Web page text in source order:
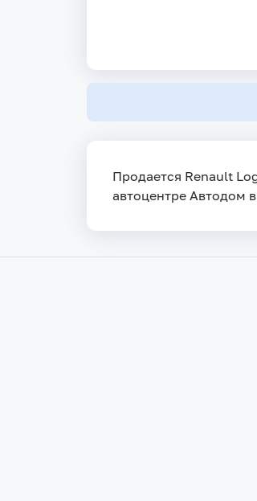
Продается Renault
автоцентре Автодом